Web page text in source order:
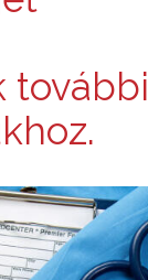
további